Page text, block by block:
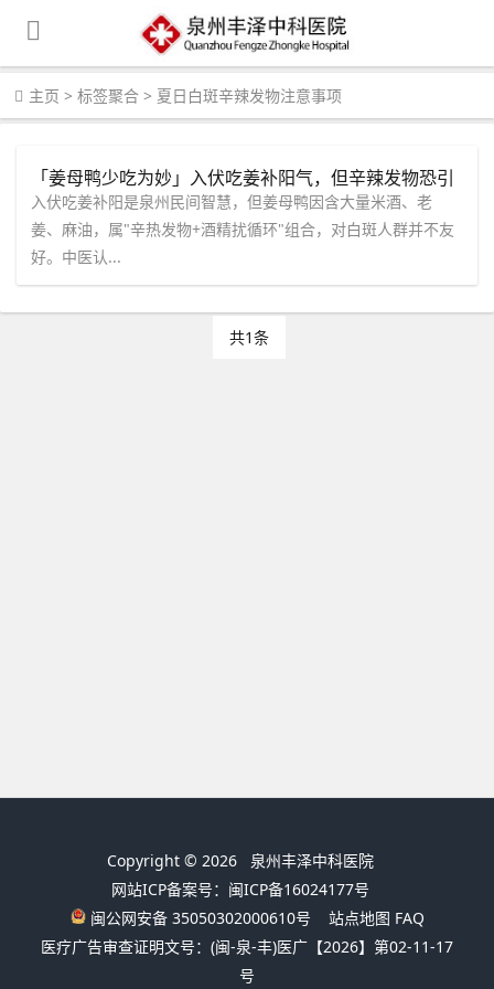
主页 > 标签聚合 > 夏日白斑辛辣发物注意事项
「姜母鸭少吃为妙」入伏吃姜补阳气，但辛辣发物恐引
白斑？泉州中科专家：先查微循环，定制你的夏日“忌口
清单”。
入伏吃姜补阳是泉州民间智慧，但姜母鸭因含大量米酒、老
姜、麻油，属"辛热发物+酒精扰循环"组合，对白斑人群并不友
好。中医认...
共1条
Copyright © 2026 泉州丰泽中科医院
网站ICP备案号：闽ICP备16024177号
闽公网安备 35050302000610号
站点地图 FAQ
医疗广告审查证明文号：(闽-泉-丰)医广【2026】第02-11-17
号